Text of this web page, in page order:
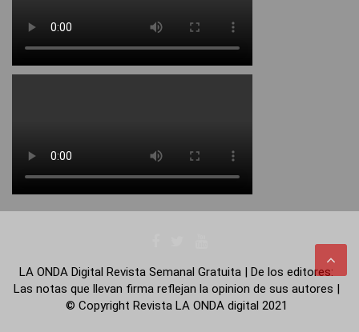
LA ONDA Digital Revista Semanal Gratuita | De los editores:
Las notas que llevan firma reflejan la opinion de sus autores |
© Copyright Revista LA ONDA digital 2021